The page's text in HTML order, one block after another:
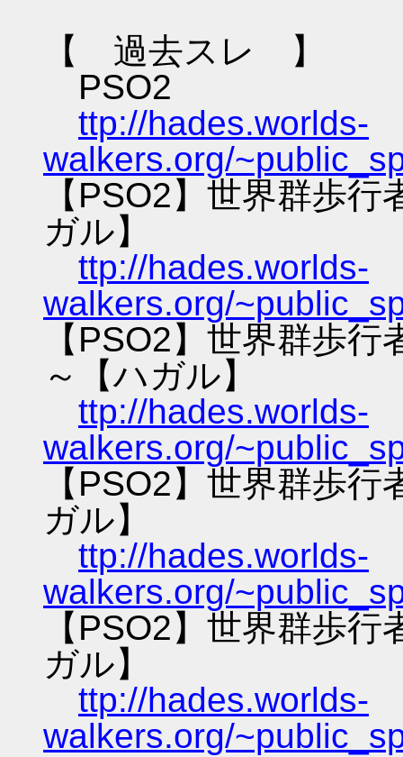
【 過去スレ 】
PSO2
ttp://hades.worlds-
walkers.org/
【PSO2】世界群歩
ガル】
ttp://hades.worlds-
walkers.org/
【PSO2】世界群歩
～【ハガル】
ttp://hades.worlds-
walkers.org/
【PSO2】世界群歩
ガル】
ttp://hades.worlds-
walkers.org/
【PSO2】世界群歩
ガル】
ttp://hades.worlds-
walkers.org/